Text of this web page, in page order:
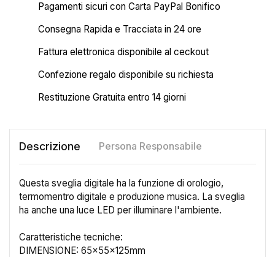
Pagamenti sicuri con Carta PayPal Bonifico
Consegna Rapida e Tracciata in 24 ore
Fattura elettronica disponibile al ceckout
Confezione regalo disponibile su richiesta
Restituzione Gratuita entro 14 giorni
Descrizione Persona Responsabile
Questa sveglia digitale ha la funzione di orologio,
termomentro digitale e produzione musica. La sveglia
ha anche una luce LED per illuminare l'ambiente.
Caratteristiche tecniche:
DIMENSIONE: 65x55x125mm